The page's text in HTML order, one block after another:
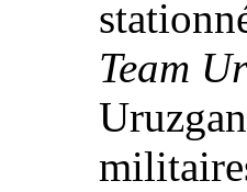
Team